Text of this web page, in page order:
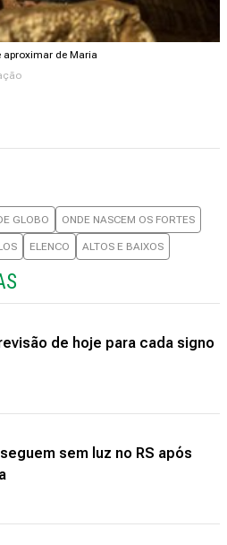
aproximar de Maria
GLOBO ONDE NASCEM OS FORTES
ELENCO ALTOS E BAIXOS
de hoje para cada signo
sem luz no RS após